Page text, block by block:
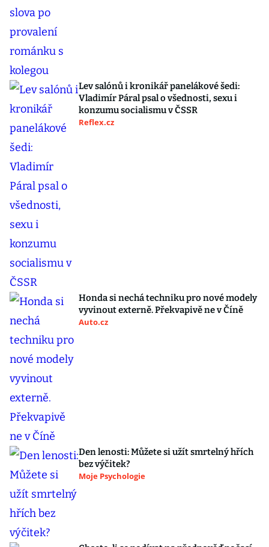
Lev salónů i kronikář panelákové šedi:
Vladimír Páral psal o všednosti, sexu i
konzumu socialismu v ČSSR
Reflex.cz
Honda si nechá techniku pro nové modely
vyvinout externě. Překvapivě ne v Číně
Auto.cz
Den lenosti: Můžete si užít smrtelný hřích
bez výčitek?
Moje Psychologie